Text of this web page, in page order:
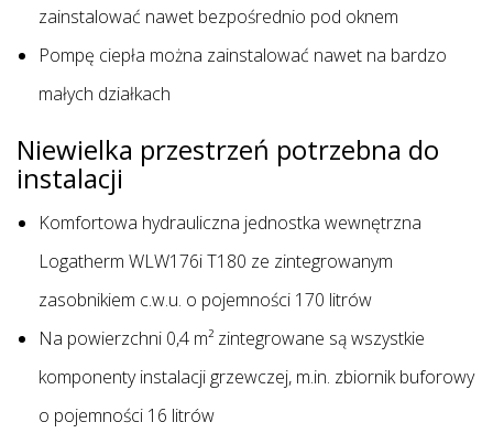
zainstalować nawet bezpośrednio pod oknem
Pompę ciepła można zainstalować nawet na bardzo
małych działkach
Niewielka przestrzeń potrzebna do
instalacji
Komfortowa hydrauliczna jednostka wewnętrzna
Logatherm WLW176i T180 ze zintegrowanym
zasobnikiem c.w.u. o pojemności 170 litrów
Na powierzchni 0,4 m² zintegrowane są wszystkie
komponenty instalacji grzewczej, m.in. zbiornik buforowy
o pojemności 16 litrów